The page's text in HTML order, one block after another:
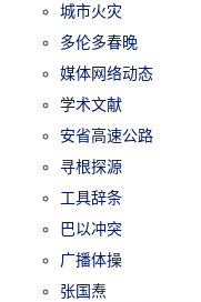
城市火灾
多伦多春晚
媒体网络动态
学术文献
安省高速公路
寻根探源
工具辞条
巴以冲突
广播体操
张国焘